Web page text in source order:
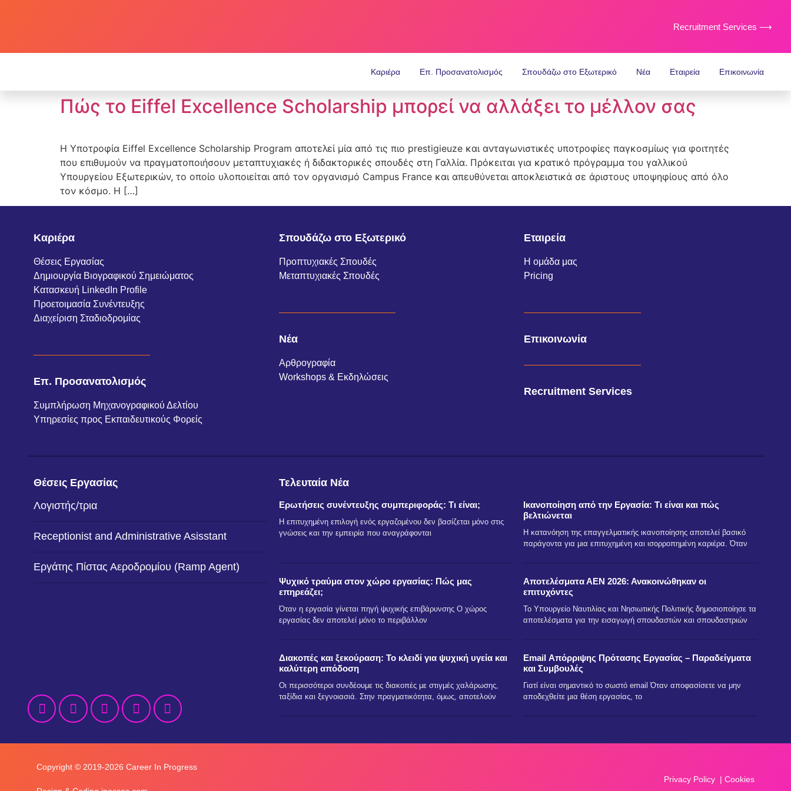
Recruitment Services ⟶
Καριέρα Επ. Προσανατολισμός Σπουδάζω στο Εξωτερικό Νέα Εταιρεία Επικοινωνία
Πώς το Eiffel Excellence Scholarship μπορεί να αλλάξει το μέλλον σας
Η Υποτροφία Eiffel Excellence Scholarship Program αποτελεί μία από τις πιο prestigieuze και ανταγωνιστικές υποτροφίες παγκοσμίως για φοιτητές
που επιθυμούν να πραγματοποιήσουν μεταπτυχιακές ή διδακτορικές σπουδές στη Γαλλία. Πρόκειται για κρατικό πρόγραμμα του γαλλικού
Υπουργείου Εξωτερικών, το οποίο υλοποιείται από τον οργανισμό Campus France και απευθύνεται αποκλειστικά σε άριστους υποψηφίους από όλο
τον κόσμο. Η […]
Καριέρα
Θέσεις Εργασίας
Δημιουργία Βιογραφικού Σημειώματος
Κατασκευή LinkedIn Profile
Προετοιμασία Συνέντευξης
Διαχείριση Σταδιοδρομίας
Επ. Προσανατολισμός
Συμπλήρωση Μηχανογραφικού Δελτίου
Υπηρεσίες προς Εκπαιδευτικούς Φορείς
Σπουδάζω στο Εξωτερικό
Προπτυχιακές Σπουδές
Μεταπτυχιακές Σπουδές
Νέα
Αρθρογραφία
Workshops & Εκδηλώσεις
Εταιρεία
Η ομάδα μας
Pricing
Επικοινωνία
Recruitment Services
Θέσεις Εργασίας
Λογιστής/τρια
Receptionist and Administrative Asisstant
Εργάτης Πίστας Αεροδρομίου (Ramp Agent)
Τελευταία Νέα
Ερωτήσεις συνέντευξης συμπεριφοράς: Τι είναι;
Η επιτυχημένη επιλογή ενός εργαζομένου δεν βασίζεται μόνο στις
γνώσεις και την εμπειρία που αναγράφονται
Ικανοποίηση από την Εργασία: Τι είναι και πώς
βελτιώνεται
Η κατανόηση της επαγγελματικής ικανοποίησης αποτελεί βασικό
παράγοντα για μια επιτυχημένη και ισορροπημένη καριέρα. Όταν
Ψυχικό τραύμα στον χώρο εργασίας: Πώς μας
επηρεάζει;
Όταν η εργασία γίνεται πηγή ψυχικής επιβάρυνσης Ο χώρος
εργασίας δεν αποτελεί μόνο το περιβάλλον
Αποτελέσματα ΑΕΝ 2026: Ανακοινώθηκαν οι
επιτυχόντες
Το Υπουργείο Ναυτιλίας και Νησιωτικής Πολιτικής δημοσιοποίησε τα
αποτελέσματα για την εισαγωγή σπουδαστών και σπουδαστριών
Διακοπές και ξεκούραση: Το κλειδί για ψυχική υγεία και
καλύτερη απόδοση
Οι περισσότεροι συνδέουμε τις διακοπές με στιγμές χαλάρωσης,
ταξίδια και ξεγνοιασιά. Στην πραγματικότητα, όμως, αποτελούν
Email Απόρριψης Πρότασης Εργασίας – Παραδείγματα
και Συμβουλές
Γιατί είναι σημαντικό το σωστό email Όταν αποφασίσετε να μην
αποδεχθείτε μια θέση εργασίας, το
Copyright © 2019-2026 Career In Progress
Privacy Policy| Cookies